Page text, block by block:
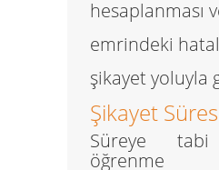
hesaplanması
emrindeki
şikayet yoluyla
Şikayet
Süreye tabi
öğrenme